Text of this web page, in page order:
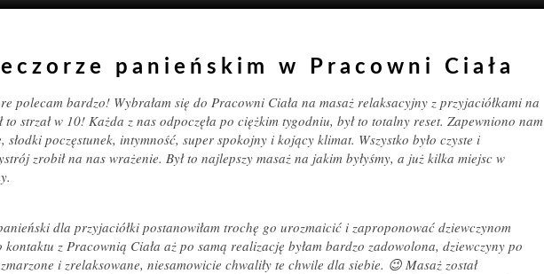
panieńskim w Pracowni Ciała
polecam bardzo! Wybrałam się do Pracowni Ciała na masaż relaksacyjny z przyjaciółkami na
to strzał w 10! Każda z nas odpoczęła po ciężkim tygodniu, był to totalny reset. Zapewniono nam
słodki poczęstunek, intymność, super spokojny i kojący klimat. Wszystko było czyste i
zrobił na nas wrażenie. Był to najlepszy masaż na jakim byłyśmy, a już kilka miejsc w
dla przyjaciółki postanowiłam trochę go urozmaicić i zaproponować dziewczynom
kontaktu z Pracownią Ciała aż po samą realizację byłam bardzo zadowolona, dziewczyny po
i zrelaksowane, niesamowicie chwaliły te chwile dla siebie. 😉 Masaż został